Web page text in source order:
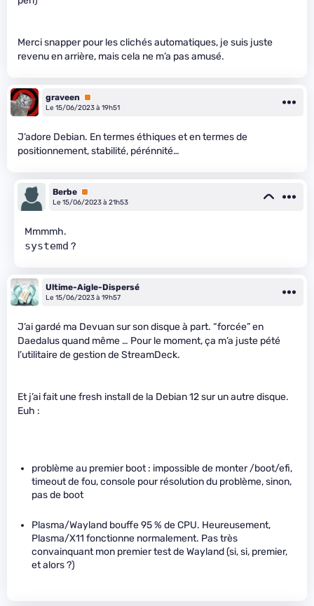
Merci snapper pour les clichés automatiques, je suis juste
revenu en arrière, mais cela ne m’a pas amusé.
graveen
Premium
Le 15/06/2023 à 19h51
J’adore Debian. En termes éthiques et en termes de
positionnement, stabilité, pérénnité…
Berbe Premium
Le 15/06/2023 à 21h53
Mmmmh.
systemd ?
Ultime-Aigle-Dispersé
Le 15/06/2023 à 19h57
J’ai gardé ma Devuan sur son disque à part. “forcée” en
Daedalus quand même … Pour le moment, ça m’a juste pété
l’utilitaire de gestion de StreamDeck.
Et j’ai fait une fresh install de la Debian 12 sur un autre disque.
Euh :
problème au premier boot : impossible de monter /boot/efi,
timeout de fou, console pour résolution du problème, sinon,
pas de boot
Plasma/Wayland bouffe 95 % de CPU. Heureusement,
Plasma/X11 fonctionne normalement. Pas très
convainquant mon premier test de Wayland (si, si, premier,
et alors ?)